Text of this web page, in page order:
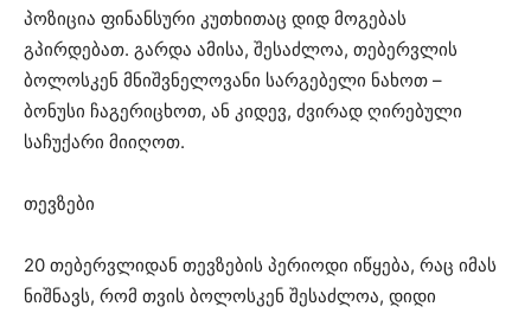
პოზიცია ფინანსური კუთხითაც დიდ მოგებას
გპირდებათ. გარდა ამისა, შესაძლოა, თებერვლის
ბოლოსკენ მნიშვნელოვანი სარგებელი ნახოთ –
ბონუსი ჩაგერიცხოთ, ან კიდევ, ძვირად ღირებული
საჩუქარი მიიღოთ.
თევზები
20 თებერვლიდან თევზების პერიოდი იწყება, რაც იმას
ნიშნავს, რომ თვის ბოლოსკენ შესაძლოა, დიდი